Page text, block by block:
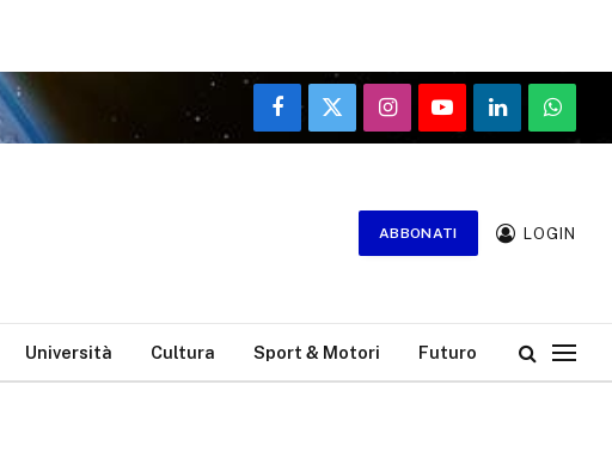
Facebook
X
(Twitter)
InstagramYouTubeLinkedIn
ABBONATI LOGIN
Università Cultura Sport & Motori Futuro